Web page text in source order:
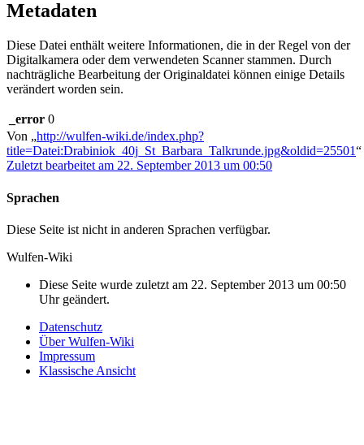
Metadaten
Diese Datei enthält weitere Informationen, die in der Regel von der
Digitalkamera oder dem verwendeten Scanner stammen. Durch
nachträgliche Bearbeitung der Originaldatei können einige Details
verändert worden sein.
_error 0
Von „http://wulfen-wiki.de/index.php?
title=Datei:Drabiniok_40j_St_Barbara_Talkrunde.jpg&oldid=25501“
Zuletzt bearbeitet am 22. September 2013 um 00:50
Sprachen
Diese Seite ist nicht in anderen Sprachen verfügbar.
Wulfen-Wiki
Diese Seite wurde zuletzt am 22. September 2013 um 00:50
Uhr geändert.
Datenschutz
Über Wulfen-Wiki
Impressum
Klassische Ansicht